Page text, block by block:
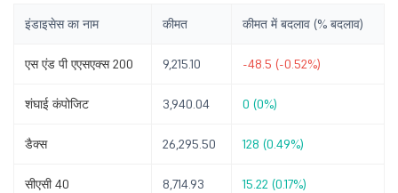
इंडाइसेस का नाम कीमत कीमत में बदलाव (% बदलाव)
एस एंड पी एएसएक्स 200 9,215.10 -48.5 (-0.52%)
शंघाई कंपोजिट 3,940.04 0 (0%)
डैक्स 26,295.50 128 (0.49%)
सीएसी 40 8,714.93 15.22 (0.17%)